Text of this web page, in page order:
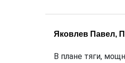
Яковлев Павел,
В плане тяги,